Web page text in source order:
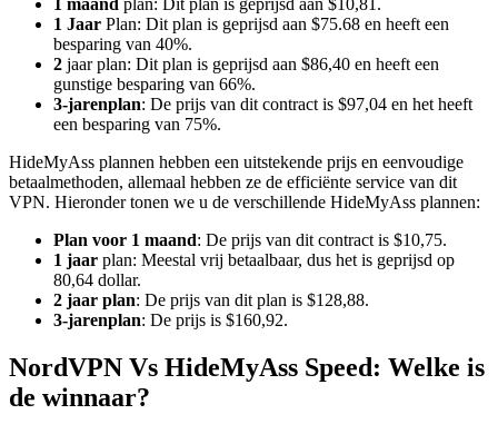
1 maand plan: Dit plan is geprijsd aan $10,81.
1 Jaar Plan: Dit plan is geprijsd aan $75.68 en heeft een
besparing van 40%.
2 jaar plan: Dit plan is geprijsd aan $86,40 en heeft een
gunstige besparing van 66%.
3-jarenplan: De prijs van dit contract is $97,04 en het heeft
een besparing van 75%.
HideMyAss plannen hebben een uitstekende prijs en eenvoudige
betaalmethoden, allemaal hebben ze de efficiënte service van dit
VPN. Hieronder tonen we u de verschillende HideMyAss plannen:
Plan voor 1 maand: De prijs van dit contract is $10,75.
1 jaar plan: Meestal vrij betaalbaar, dus het is geprijsd op
80,64 dollar.
2 jaar plan: De prijs van dit plan is $128,88.
3-jarenplan: De prijs is $160,92.
NordVPN Vs HideMyAss Speed: Welke is
de winnaar?